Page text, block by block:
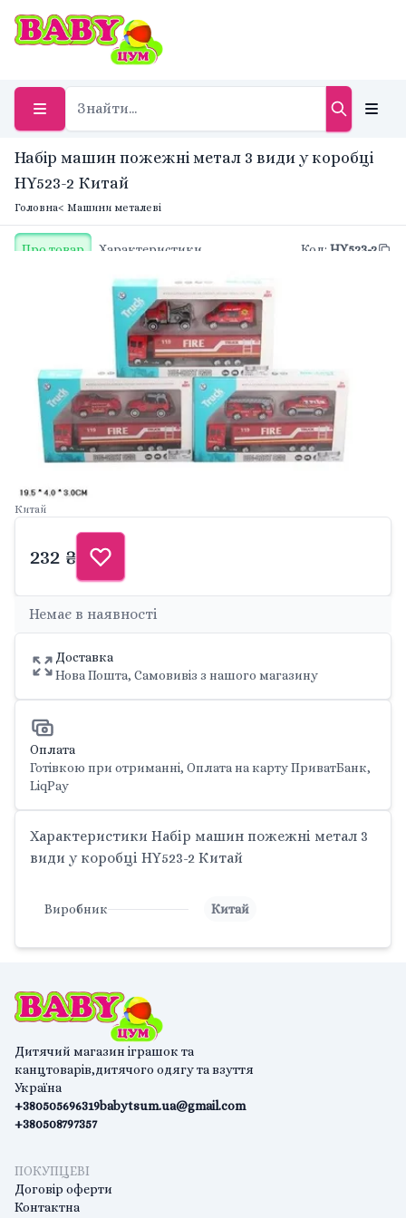
Набір машин пожежні метал 3 види у коробці
HY523-2 Китай
Головна< Машини металеві
Про товар Характеристики Код: HY523-2
Китай
232 ₴
Немає в наявності
Доставка
Нова Пошта, Самовивіз з нашого магазину
Оплата
Готівкою при отриманні, Оплата на карту ПриватБанк,
LiqPay
Характеристики Набір машин пожежні метал 3
види у коробці HY523-2 Китай
Виробник Китай
Дитячий магазин іграшок та
канцтоварів,дитячого одягу та взуття
Україна
+380505696319
+380508797357
babytsum.ua@gmail.com
ПОКУПЦЕВІ
Договір оферти
Контактна